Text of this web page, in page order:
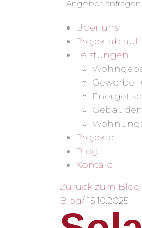
Angebot anfragen
Über uns
Projektablauf
Leistungen
Projekte
Blog
Kontakt
Zurück zum Blog
Blog/15.10.2025